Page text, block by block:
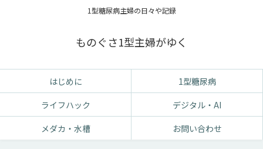
1型糖尿病主婦の日々や記録
ものぐさ1型主婦がゆく
はじめに
1型糖尿病
ライフハック
デジタル・AI
メダカ・水槽
お問い合わせ